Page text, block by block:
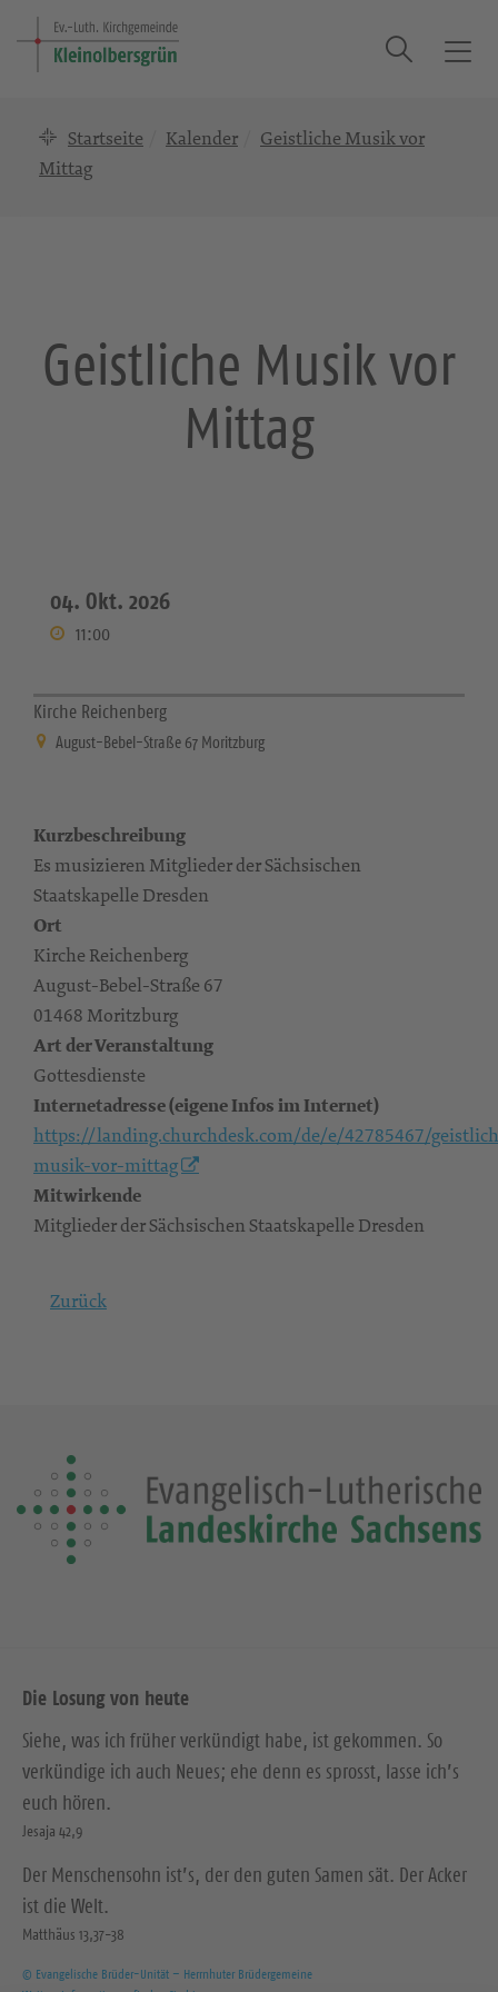
T
a
Suche
Startseite Kalender
Geistliche Musik vor
Mittag
Geistliche Musik vor
Mittag
04. Okt. 2026
11:00
Kirche Reichenberg
August-Bebel-Straße 67 Moritzburg
Kurzbeschreibung
Es musizieren Mitglieder der Sächsischen
Staatskapelle Dresden
Ort
Kirche Reichenberg
August-Bebel-Straße 67
01468 Moritzburg
Art der Veranstaltung
Gottesdienste
Internetadresse (eigene Infos im Internet)
https://landing.churchdesk.com/de/e/42785467/
musik-vor-mittag
Mitwirkende
Mitglieder der Sächsischen Staatskapelle Dresden
Zurück
Die Losung von heute
Siehe, was ich früher verkündigt habe, ist gekommen. So
verkündige ich auch Neues; ehe denn es sprosst, lasse ich’s
euch hören.
Jesaja 42,9
Der Menschensohn ist’s, der den guten Samen sät. Der Acker
ist die Welt.
Matthäus 13,37-38
© Evangelische Brüder-Unität – Herrnhuter Brüdergemeine